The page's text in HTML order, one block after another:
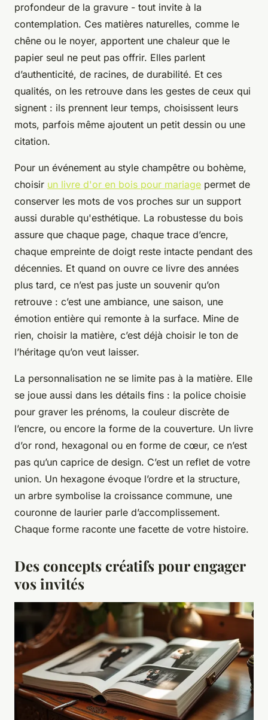
profondeur de la gravure - tout invite à la
contemplation. Ces matières naturelles, comme le
chêne ou le noyer, apportent une chaleur que le
papier seul ne peut pas offrir. Elles parlent
d’authenticité, de racines, de durabilité. Et ces
qualités, on les retrouve dans les gestes de ceux qui
signent : ils prennent leur temps, choisissent leurs
mots, parfois même ajoutent un petit dessin ou une
citation.
Pour un événement au style champêtre ou bohème,
choisir un livre d'or en bois pour mariage permet de
conserver les mots de vos proches sur un support
aussi durable qu'esthétique. La robustesse du bois
assure que chaque page, chaque trace d’encre,
chaque empreinte de doigt reste intacte pendant des
décennies. Et quand on ouvre ce livre des années
plus tard, ce n’est pas juste un souvenir qu’on
retrouve : c’est une ambiance, une saison, une
émotion entière qui remonte à la surface. Mine de
rien, choisir la matière, c’est déjà choisir le ton de
l’héritage qu’on veut laisser.
La personnalisation ne se limite pas à la matière. Elle
se joue aussi dans les détails fins : la police choisie
pour graver les prénoms, la couleur discrète de
l’encre, ou encore la forme de la couverture. Un livre
d’or rond, hexagonal ou en forme de cœur, ce n’est
pas qu’un caprice de design. C’est un reflet de votre
union. Un hexagone évoque l’ordre et la structure,
un arbre symbolise la croissance commune, une
couronne de laurier parle d’accomplissement.
Chaque forme raconte une facette de votre histoire.
Des concepts créatifs pour engager
vos invités